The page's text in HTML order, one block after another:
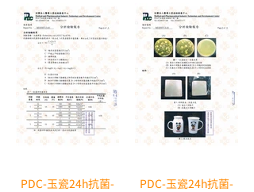
PDC-玉瓷24h抗菌-
PDC-玉瓷24h抗菌-